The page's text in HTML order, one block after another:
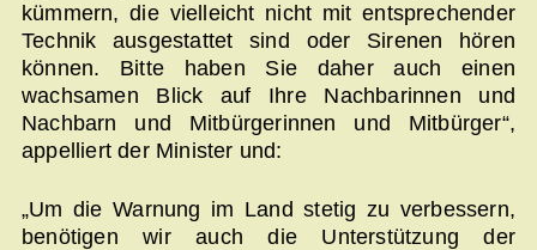
kümmern, die vielleicht nicht mit entsprechender
Technik ausgestattet sind oder Sirenen hören
können. Bitte haben Sie daher auch einen
wachsamen Blick auf Ihre Nachbarinnen und
Nachbarn und Mitbürgerinnen und Mitbürger“,
appelliert der Minister und:
„Um die Warnung im Land stetig zu verbessern,
benötigen wir auch die Unterstützung der